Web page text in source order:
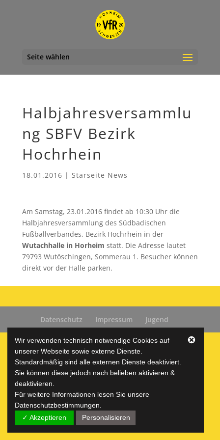
Seite wählen
Halbjahresversammlu
ng SBFV Bezirk
Hochrhein
18.01.2016 | Starseite News
Am Samstag, 23.01.2016 findet ab 10:30 Uhr die
Halbjahresversammlung des Südbadischen
Fußballverbandes, Bezirk Hochrhein in der
Wutachhalle in Horheim statt. Die Adresse lautet
79793 Wutöschingen, Sommerau 1. Besucher können
direkt vor der Halle parken.
Datenschutz Impressum Jugend
(c) VfR Horheim-Schwerzen e.V.
Wir verwenden technisch notwendige Cookies auf
unserer Webseite sowie externe Dienste.
Standardmäßig sind alle externen Dienste deaktiviert.
Sie können diese jedoch nach belieben aktivieren &
deaktivieren.
Für weitere Informationen lesen Sie unsere
Datenschutzbestimmungen.
✓ Akzeptieren
Personalisieren